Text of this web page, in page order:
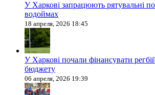
У Харкові запрацюють рятувальні
водоймах
18 апреля, 2026 18:45
У Харкові почали фінансувати
бюджету
06 апреля, 2026 19:39